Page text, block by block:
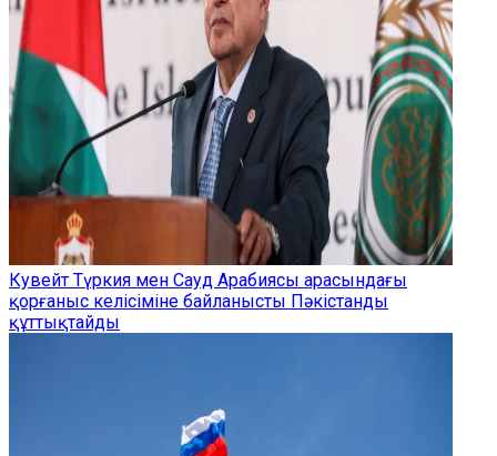
Кувейт Түркия мен Сауд Арабиясы арасындағы
қорғаныс келісіміне байланысты Пәкістанды
құттықтайды